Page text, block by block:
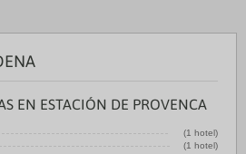
EN ESTACIÓN DE PROVENCA
(1 hotel)
(1 hotel)